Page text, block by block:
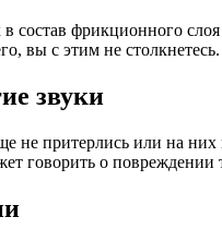
состав фрикционного
вы с этим не столкнетесь.
звуки
не притерлись или на
говорить о